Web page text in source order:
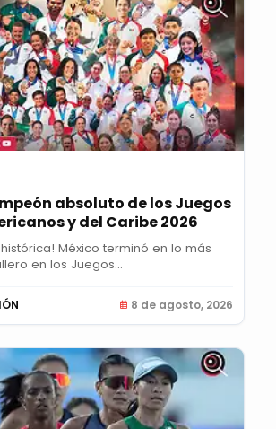
absoluto de los Juegos
y del Caribe 2026
México terminó en lo más
en los Juegos...
8 de agosto, 2026